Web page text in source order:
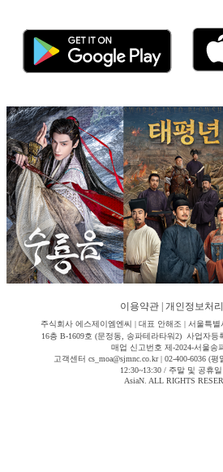
이용약관 개인정보처
주식회사 에스제이엠엔씨 | 대표 안해조 | 서울특
16층 B-1609호 (문정동, 송파테라타워2) 사업자등
매업 신고번호 제-2024-서울송
고객센터 cs_moa@sjmnc.co.kr | 02-400-6036 (
12:30~13:30 / 주말 및 공휴
AsiaN. ALL RIGHTS